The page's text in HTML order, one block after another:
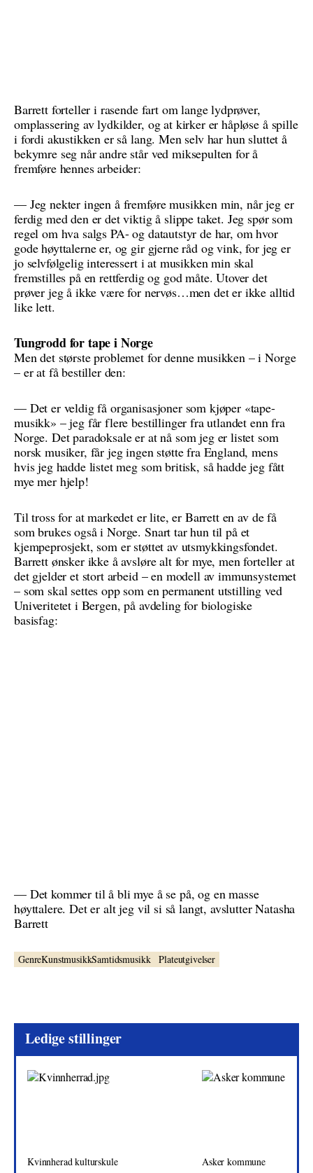
Barrett forteller i rasende fart om lange lydprøver,
omplassering av lydkilder, og at kirker er håpløse å spille
i fordi akustikken er så lang. Men selv har hun sluttet å
bekymre seg når andre står ved miksepulten for å
fremføre hennes arbeider:
— Jeg nekter ingen å fremføre musikken min, når jeg er
ferdig med den er det viktig å slippe taket. Jeg spør som
regel om hva salgs PA- og datautstyr de har, om hvor
gode høyttalerne er, og gir gjerne råd og vink, for jeg er
jo selvfølgelig interessert i at musikken min skal
fremstilles på en rettferdig og god måte. Utover det
prøver jeg å ikke være for nervøs…men det er ikke alltid
like lett.
Tungrodd for tape i Norge
Men det største problemet for denne musikken – i Norge
– er at få bestiller den:
— Det er veldig få organisasjoner som kjøper «tape-
musikk» – jeg får flere bestillinger fra utlandet enn fra
Norge. Det paradoksale er at nå som jeg er listet som
norsk musiker, får jeg ingen støtte fra England, mens
hvis jeg hadde listet meg som britisk, så hadde jeg fått
mye mer hjelp!
Til tross for at markedet er lite, er Barrett en av de få
som brukes også i Norge. Snart tar hun til på et
kjempeprosjekt, som er støttet av utsmykkingsfondet.
Barrett ønsker ikke å avsløre alt for mye, men forteller at
det gjelder et stort arbeid – en modell av immunsystemet
– som skal settes opp som en permanent utstilling ved
Univeritetet i Bergen, på avdeling for biologiske
basisfag:
— Det kommer til å bli mye å se på, og en masse
høyttalere. Det er alt jeg vil si så langt, avslutter Natasha
Barrett
GenreKunstmusikkSamtidsmusikk Plateutgivelser
Ledige stillinger
Kvinnherad kulturskule Asker kommune